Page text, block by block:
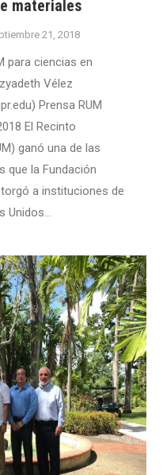
materiales
21, 2018
para ciencias en
Vélez
Prensa RUM
El Recinto
ganó una de las
que la Fundación
a instituciones de
Unidos…